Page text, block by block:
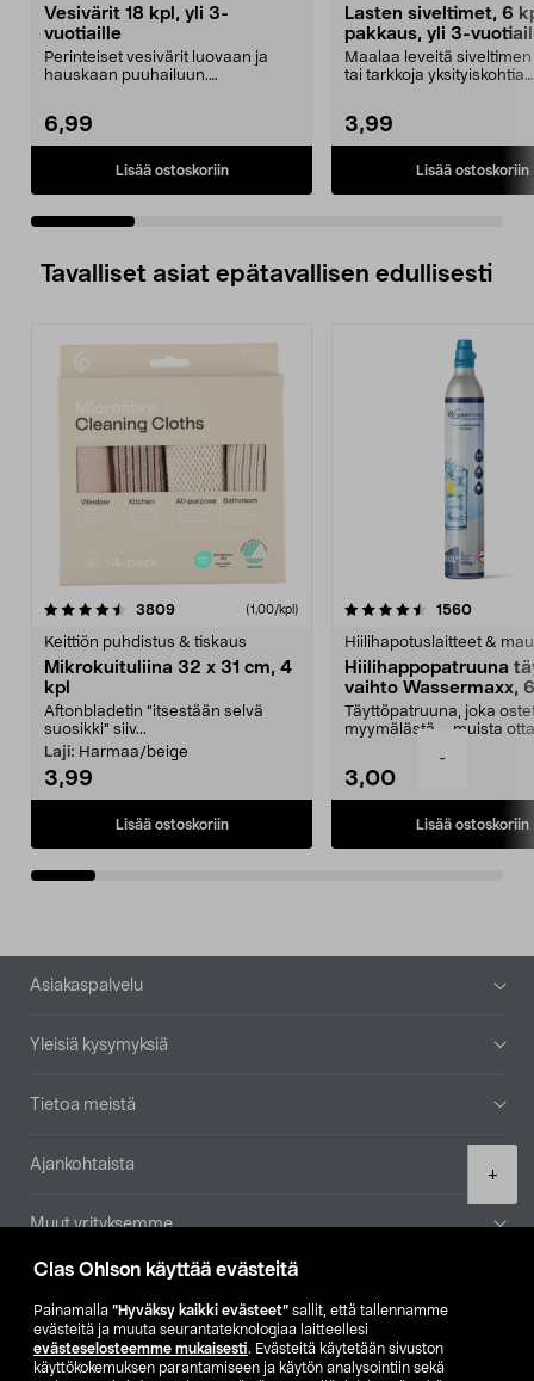
Clas Ohlson käyttää evästeitä
Painamalla ”Hyväksy kaikki evästeet” sallit, että tallennamme
evästeitä ja muuta seurantateknologiaa laitteellesi
evästeselosteemme mukaisesti. Evästeitä käytetään sivuston
käyttökokemuksen parantamiseen ja käytön analysointiin sekä
-
+
Vesivärit 18 kpl, yli 3-
vuotiaille
Perinteiset vesivärit luovaan ja
hauskaan puuhailuun.
6,99
Lisää ostoskoriin
Lasten siveltimet, 6
pakkaus, yli 3-
Maalaa leveitä
tai tarkkoja yksityiskohtia
3,99
Lisää ostoskoriin
Tavalliset asiat epätavallisen edullisesti
3809arvostelut (1,00/kpl)
Keittiön puhdistus & tiskaus
Mikrokuituliina 32 x 31 cm, 4
kpl
Aftonbladetin "itsestään selvä
suosikki" siiv...
Laji: Harmaa/beige
3,99
Lisää ostoskoriin
4.5viidestä
1560
Hiilihapotuslaitteet &
Hiilihappopatruuna
vaihto Wassermaxx,
Täyttöpatruuna, joka
myymälästä – muista
3,00
Lisää ostoskoriin
4.5viidestä
Alatunniste
Asiakaspalvelu
Yleisiä kysymyksiä
Tietoa meistä
Ajankohtaista
Muut yrityksemme
Etsi myymälä
SE NO FI